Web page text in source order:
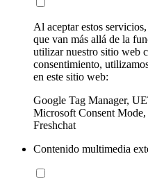
Al aceptar estos
que van más allá de la
utilizar nuestro sitio web
consentimiento,
en este sitio web:
Google Tag Manager,
Microsoft Consent
Freshchat
Contenido multimedia